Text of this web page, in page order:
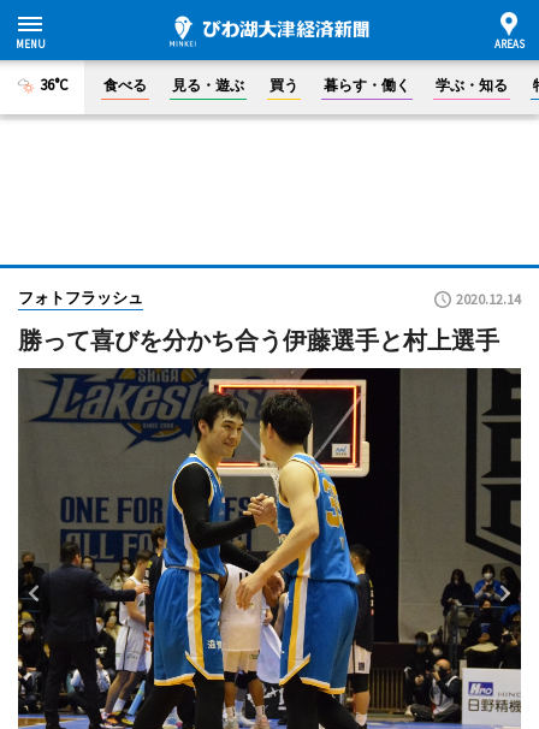
36°C 食べる 見る・遊ぶ 買う 暮らす・働く 学ぶ・知る
フォトフラッシュ 2020.12.14
勝って喜びを分かち合う伊藤選手と村上選手